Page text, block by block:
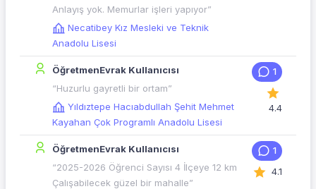
Anlayış yok. Memurlar işleri yapıyor”
Necatibey Kız Mesleki ve Teknik
Anadolu Lisesi
ÖğretmenEvrak Kullanıcısı
“Huzurlu gayretli bir ortam”
Yıldıztepe Hacıabdullah Şehit Mehmet
Kayahan Çok Programlı Anadolu Lisesi
1
4.4
ÖğretmenEvrak Kullanıcısı
“2025-2026 Öğrenci Sayısı 4 İlçeye 12 km
Çalışabilecek güzel bir mahalle”
1
4.1